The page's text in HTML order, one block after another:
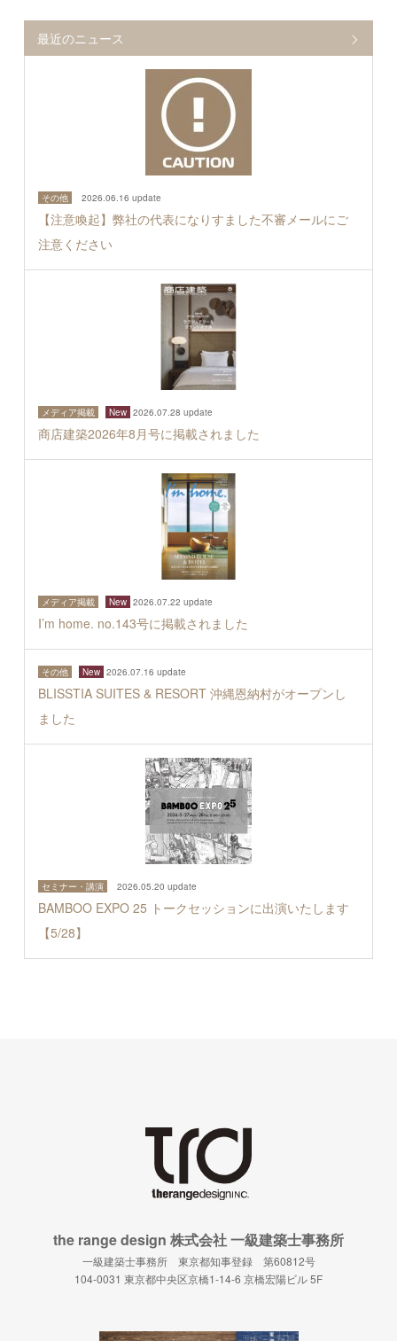
最近のニュース
その他 2026.06.16 update
【注意喚起】弊社の代表になりすました不審メールにご
注意ください
メディア掲載 New 2026.07.28 update
商店建築2026年8月号に掲載されました
メディア掲載 New 2026.07.22 update
I’m home. no.143号に掲載されました
その他 New 2026.07.16 update
BLISSTIA SUITES & RESORT 沖縄恩納村がオープンし
ました
セミナー・講演 2026.05.20 update
BAMBOO EXPO 25 トークセッションに出演いたします
【5/28】
the range design 株式会社 一級建築士事務所
一級建築士事務所 東京都知事登録 第60812号
104-0031 東京都中央区京橋1-14-6 京橋宏陽ビル 5F